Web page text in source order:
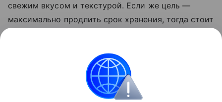
свежим вкусом и текстурой. Если же цель —
максимально продлить срок хранения, тогда стоит
сохраняя свои питательные свойства в течение